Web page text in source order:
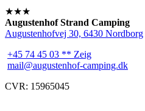
★★★
Augustenhof Strand Camping
Augustenhofvej 30, 6430 Nordborg
+45 74 45 03 ** Zeig
mail@augustenhof-camping.dk
CVR: 15965045